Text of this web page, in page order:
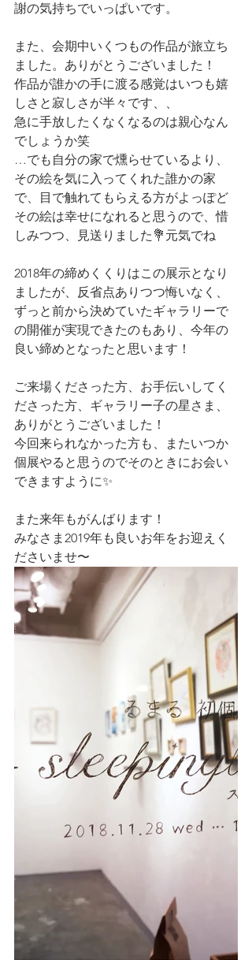
謝の気持ちでいっぱいです。
また、会期中いくつもの作品が旅立ち
ました。ありがとうございました！
作品が誰かの手に渡る感覚はいつも嬉
しさと寂しさが半々です、、
急に手放したくなくなるのは親心なん
でしょうか笑
…でも自分の家で燻らせているより、
その絵を気に入ってくれた誰かの家
で、目で触れてもらえる方がよっぽど
その絵は幸せになれると思うので、惜
しみつつ、見送りました💐元気でね
2018年の締めくくりはこの展示となり
ましたが、反省点ありつつ悔いなく、
ずっと前から決めていたギャラリーで
の開催が実現できたのもあり、今年の
良い締めとなったと思います！
ご来場くださった方、お手伝いしてく
ださった方、ギャラリー子の星さま、
ありがとうございました！
今回来られなかった方も、またいつか
個展やると思うのでそのときにお会い
できますように✨
また来年もがんばります！
みなさま2019年も良いお年をお迎えく
ださいませ〜